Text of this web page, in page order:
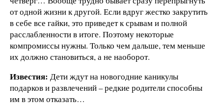
от одной жизни к другой. Если вдруг жестко закрутить
в себе все гайки, это приведет к срывам и полной
расслабленности в итоге. Поэтому некоторые
компромиссы нужны. Только чем дальше, тем меньше
их должно становиться, а не наоборот.
Известия: Дети ждут на новогодние каникулы
подарков и развлечений – редкие родители способны
им в этом отказать…